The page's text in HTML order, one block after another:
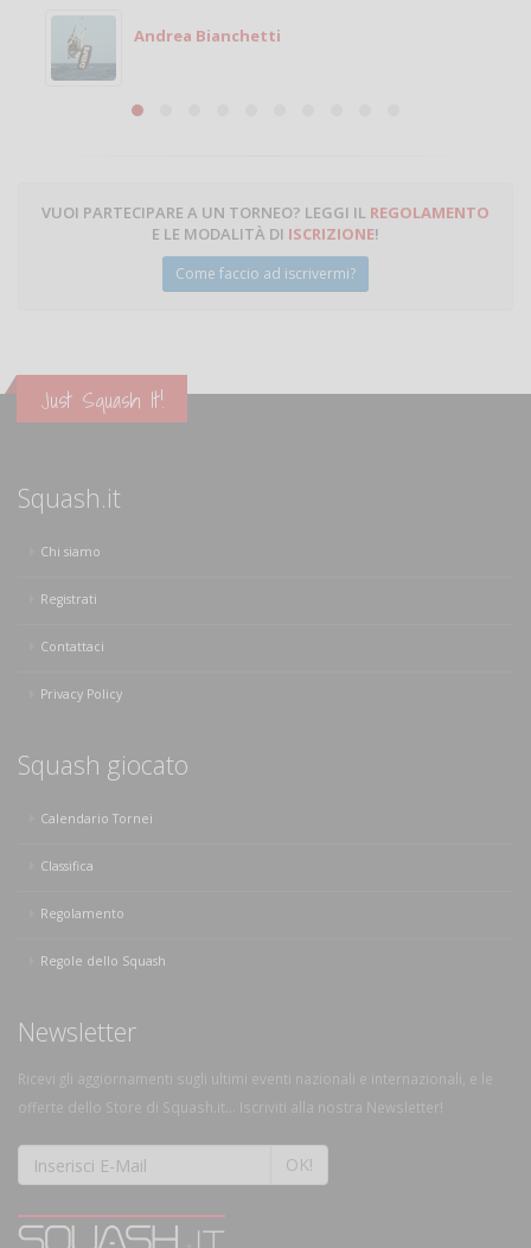
Michele
Michele Miglionico
VUOI PARTECIPARE A UN TORNEO? LEGGI IL REGOLAMENTO
E LE MODALITÀ DI ISCRIZIONE!
Come faccio ad iscrivermi?
Just Squash It!
Squash.it
Chi siamo
Registrati
Contattaci
Privacy Policy
Squash giocato
Calendario Tornei
Classifica
Regolamento
Regole dello Squash
Newsletter
Ricevi gli aggiornamenti sugli ultimi eventi nazionali e internazionali, e le
offerte dello Store di Squash.it... Iscriviti alla nostra Newsletter!
OK!